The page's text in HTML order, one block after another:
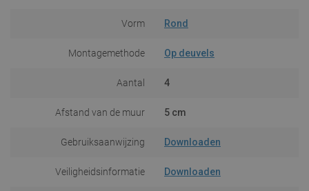
Vorm Rond
Montagemethode Op deuvels
Aantal 4
Afstand van de muur 5 cm
Gebruiksaanwijzing Downloaden
Veiligheidsinformatie Downloaden